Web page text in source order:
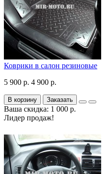
Коврики в салон резиновые
5 900 р. 4 900 р.
В корзину Заказать
Ваша скидка: 1 000 р.
Лидер продаж!